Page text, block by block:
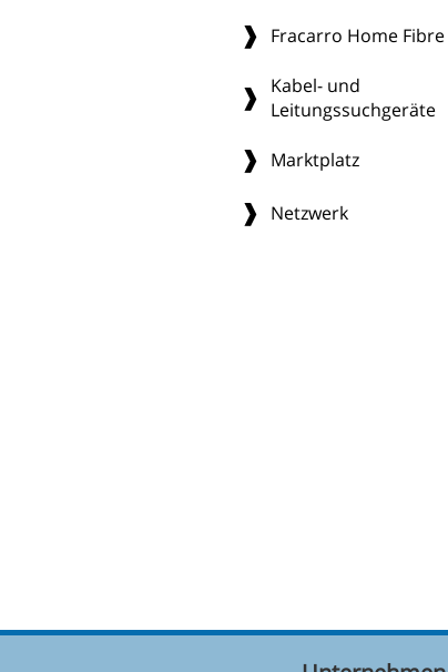
Fracarro Home Fibre
Kabel- und
Leitungssuchgeräte
Marktplatz
Netzwerk